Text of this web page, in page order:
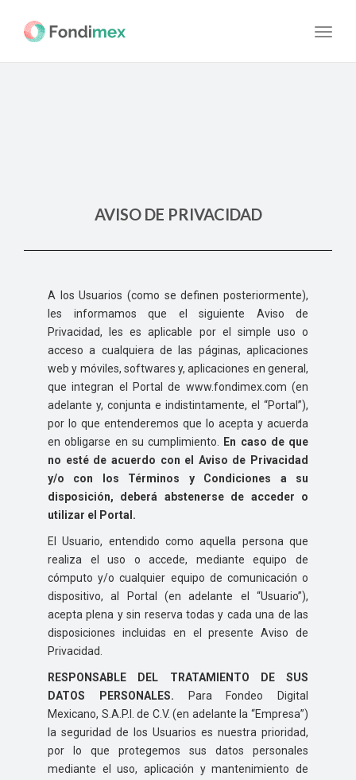
AVISO DE PRIVACIDAD
A los Usuarios (como se definen posteriormente),
les informamos que el siguiente Aviso de
Privacidad, les es aplicable por el simple uso o
acceso a cualquiera de las páginas, aplicaciones
web y móviles, softwares y, aplicaciones en general,
que integran el Portal de www.fondimex.com (en
adelante y, conjunta e indistintamente, el “Portal”),
por lo que entenderemos que lo acepta y acuerda
en obligarse en su cumplimiento. En caso de que
no esté de acuerdo con el Aviso de Privacidad
y/o con los Términos y Condiciones a su
disposición, deberá abstenerse de acceder o
utilizar el Portal.
El Usuario, entendido como aquella persona que
realiza el uso o accede, mediante equipo de
cómputo y/o cualquier equipo de comunicación o
dispositivo, al Portal (en adelante el “Usuario”),
acepta plena y sin reserva todas y cada una de las
disposiciones incluidas en el presente Aviso de
Privacidad.
RESPONSABLE DEL TRATAMIENTO DE SUS
DATOS PERSONALES.
Para Fondeo Digital
Mexicano, S.A.P.I. de C.V. (en adelante la “Empresa”)
la seguridad de los Usuarios es nuestra prioridad,
por lo que protegemos sus datos personales
mediante el uso, aplicación y mantenimiento de